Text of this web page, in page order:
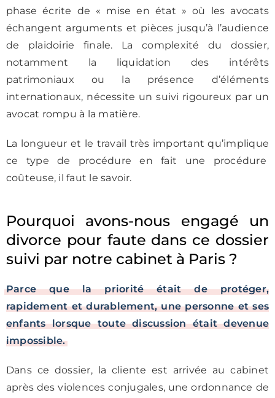
phase écrite de « mise en état » où les avocats
échangent arguments et pièces jusqu’à l’audience
de plaidoirie finale. La complexité du dossier,
notamment la liquidation des intérêts
patrimoniaux ou la présence d’éléments
internationaux, nécessite un suivi rigoureux par un
avocat rompu à la matière.
La longueur et le travail très important qu’implique
ce type de procédure en fait une procédure
coûteuse, il faut le savoir.
Pourquoi avons-nous engagé un
divorce pour faute dans ce dossier
suivi par notre cabinet à Paris ?
Parce que la priorité était de protéger,
rapidement et durablement, une personne et ses
enfants lorsque toute discussion était devenue
impossible.
Dans ce dossier, la cliente est arrivée au cabinet
après des violences conjugales, une ordonnance de